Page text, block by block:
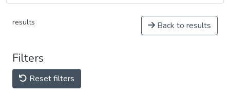
results Back to results
Filters
Reset filters